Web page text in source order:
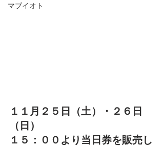
マブイオト
１１月２５日（土）・２６日
（日）
１５：００より当日券を販売し